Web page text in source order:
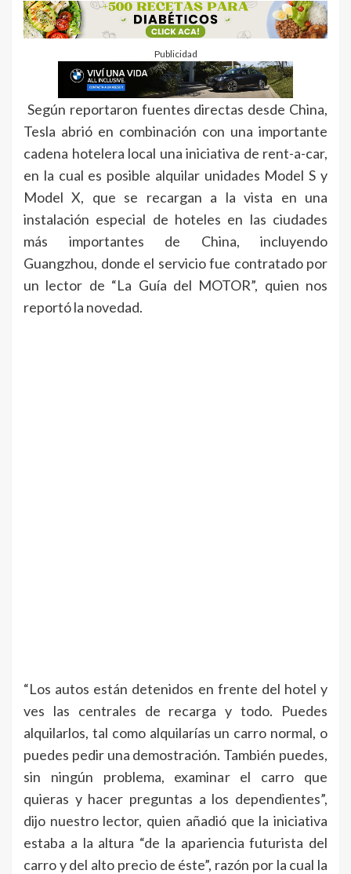
Publicidad
Según reportaron fuentes directas desde China,
Tesla abrió en combinación con una importante
cadena hotelera local una iniciativa de rent-a-car,
en la cual es posible alquilar unidades Model S y
Model X, que se recargan a la vista en una
instalación especial de hoteles en las ciudades
más importantes de China, incluyendo
Guangzhou, donde el servicio fue contratado por
un lector de “La Guía del MOTOR”, quien nos
reportó la novedad.
“Los autos están detenidos en frente del hotel y
ves las centrales de recarga y todo. Puedes
alquilarlos, tal como alquilarías un carro normal, o
puedes pedir una demostración. También puedes,
sin ningún problema, examinar el carro que
quieras y hacer preguntas a los dependientes”,
dijo nuestro lector, quien añadió que la iniciativa
estaba a la altura “de la apariencia futurista del
carro y del alto precio de éste”, razón por la cual la